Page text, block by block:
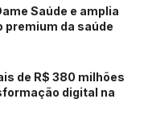
sociedade civil
que existe uma
de autoria e
vem crescendo é
são as alianças e
Saúde e amplia
premium da saúde
de R$ 380 milhões
digital na